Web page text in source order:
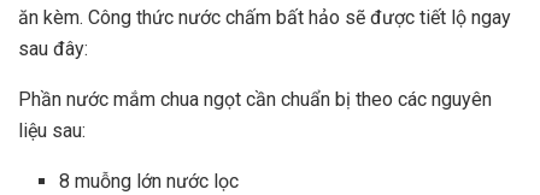
ăn kèm. Công thức nước chấm bất hảo sẽ được tiết lộ ngay
sau đây:
Phần nước mắm chua ngọt cần chuẩn bị theo các nguyên
liệu sau:
8 muỗng lớn nước lọc